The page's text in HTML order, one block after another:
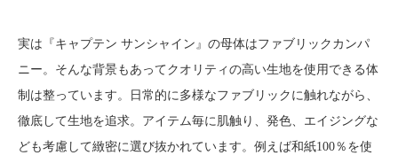
実は『キャプテン サンシャイン』の母体はファブリックカンパ
ニー。そんな背景もあってクオリティの高い生地を使用できる体
制は整っています。日常的に多様なファブリックに触れながら、
徹底して生地を追求。アイテム毎に肌触り、発色、エイジングな
ども考慮して緻密に選び抜かれています。例えば和紙100％を使